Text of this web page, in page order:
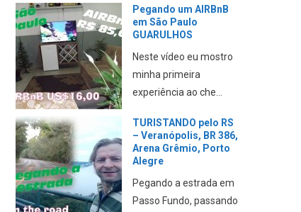
Pegando um AIRBnB
em São Paulo
GUARULHOS
Neste vídeo eu mostro
minha primeira
experiência ao che...
TURISTANDO pelo RS
– Veranópolis, BR 386,
Arena Grêmio, Porto
Alegre
Pegando a estrada em
Passo Fundo, passando